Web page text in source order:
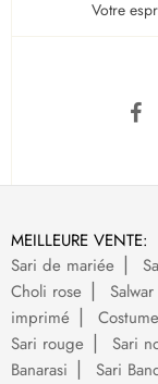
Votre
MEILLEURE VENTE:
Sari de mariée
Choli rose
imprimé
Sari rouge
Sari
Banarasi
Sari